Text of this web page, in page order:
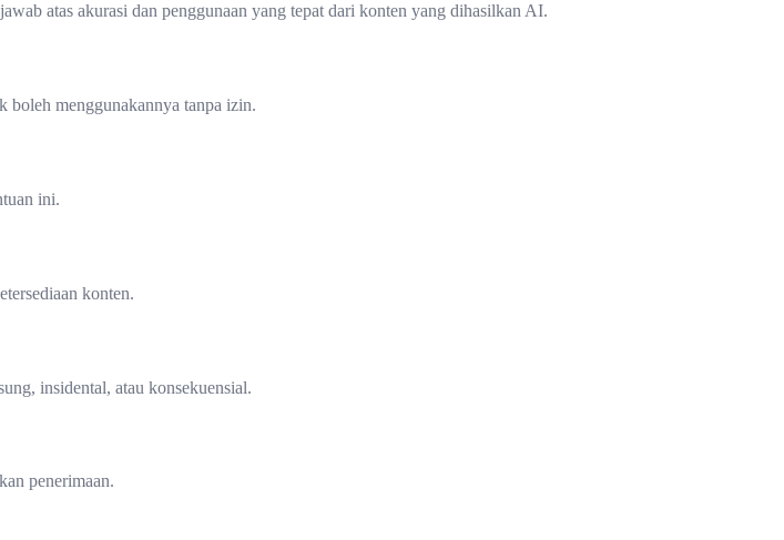
atas akurasi dan penggunaan yang tepat dari konten yang dihasilkan AI.
boleh menggunakannya tanpa izin.
ini.
konten.
insidental, atau konsekuensial.
penerimaan.